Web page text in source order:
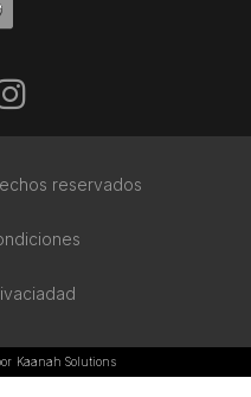
reservados
Kaanah Solutions